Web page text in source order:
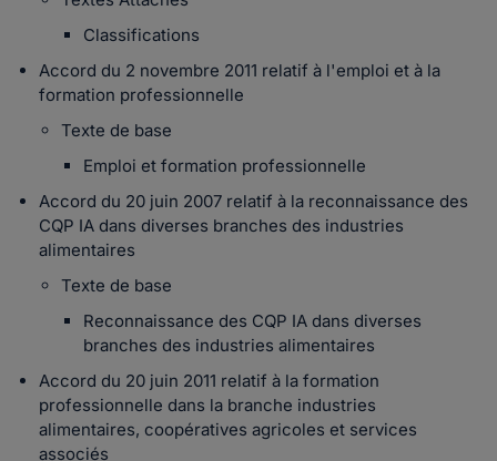
Classifications
Accord du 2 novembre 2011 relatif à l'emploi et à la
formation professionnelle
Texte de base
Emploi et formation professionnelle
Accord du 20 juin 2007 relatif à la reconnaissance des
CQP IA dans diverses branches des industries
alimentaires
Texte de base
Reconnaissance des CQP IA dans diverses
branches des industries alimentaires
Accord du 20 juin 2011 relatif à la formation
professionnelle dans la branche industries
alimentaires, coopératives agricoles et services
associés